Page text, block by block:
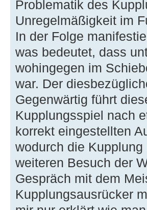
Problematik des
Unregelmäßigkeit im
In der Folge
was bedeutet, dass
wohingegen im
war. Der
Gegenwärtig führt
Kupplungsspiel nach
korrekt eingestellten
wodurch die
weiteren Besuch der
Gespräch mit dem
Kupplungsausrücker